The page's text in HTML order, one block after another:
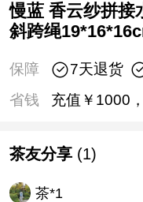
慢蓝 香云纱拼接
斜跨绳
保障 7天退货
省钱
充值￥1000
茶友分享 (1)
茶*1